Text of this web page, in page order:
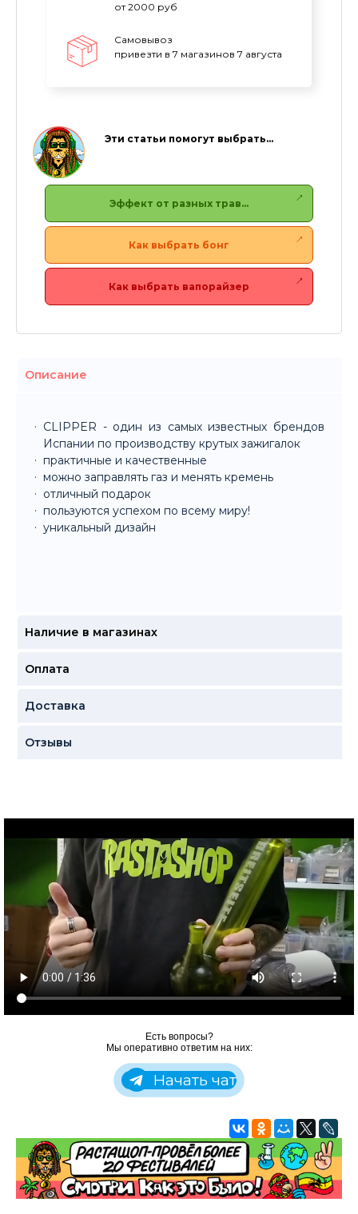
от 2000 руб
Самовывоз
привезти в 7 магазинов 7 августа
Эти статьи помогут выбрать…
Эффект от разных трав…
Как выбрать бонг
Как выбрать вапорайзер
Описание
CLIPPER - один из самых известных брендов
Испании по производству крутых зажигалок
практичные и качественные
можно заправлять газ и менять кремень
отличный подарок
пользуются успехом по всему миру!
уникальный дизайн
Наличие в магазинах
Оплата
Доставка
Отзывы
Есть вопросы?
Мы оперативно ответим на них:
Начать чат